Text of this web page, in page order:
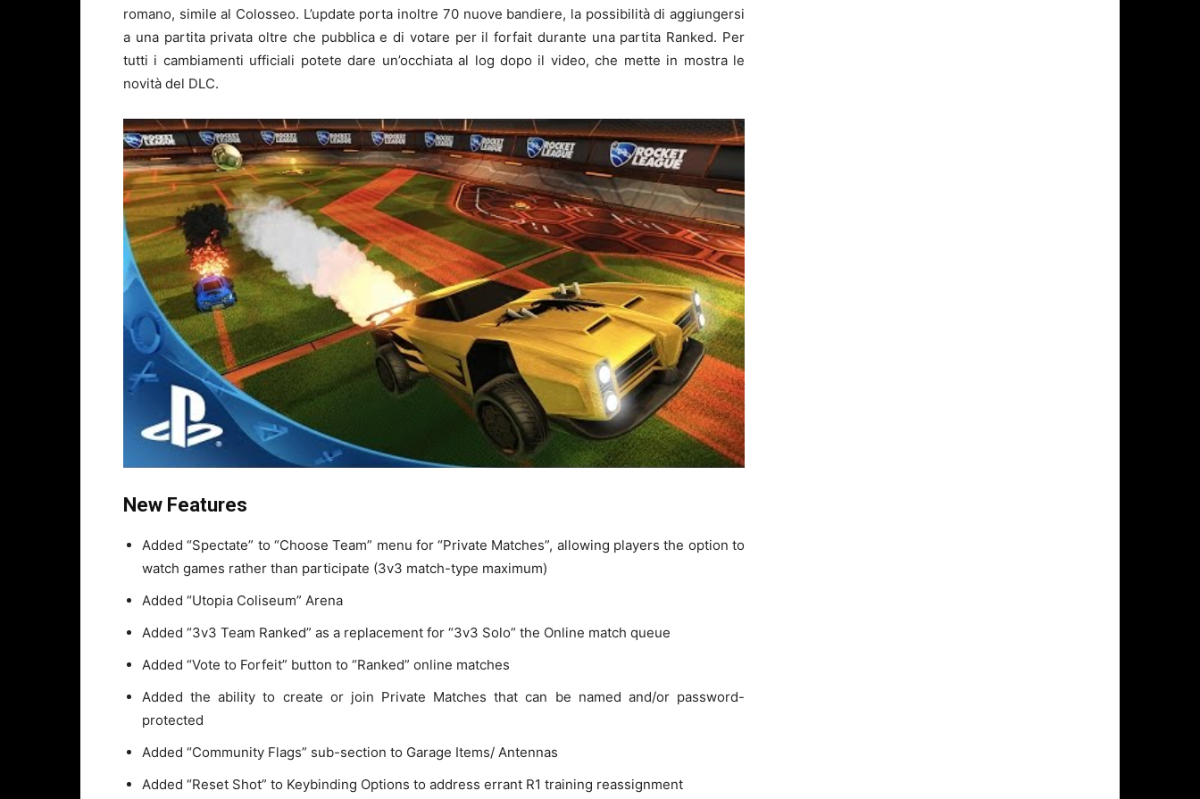
romano, simile al Colosseo. L’update porta inoltre 70 nuove bandiere, la possibilità di aggiungersi
a una partita privata oltre che pubblica e di votare per il forfait durante una partita Ranked. Per
tutti i cambiamenti ufficiali potete dare un’occhiata al log dopo il video, che mette in mostra le
novità del DLC.
New Features
Added “Spectate” to “Choose Team” menu for “Private Matches”, allowing players the option to
watch games rather than participate (3v3 match-type maximum)
Added “Utopia Coliseum” Arena
Added “3v3 Team Ranked” as a replacement for “3v3 Solo” the Online match queue
Added “Vote to Forfeit” button to “Ranked” online matches
Added the ability to create or join Private Matches that can be named and/or password-
protected
Added “Community Flags” sub-section to Garage Items/ Antennas
Added “Reset Shot” to Keybinding Options to address errant R1 training reassignment